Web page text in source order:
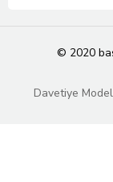
© 2020
Davetiye